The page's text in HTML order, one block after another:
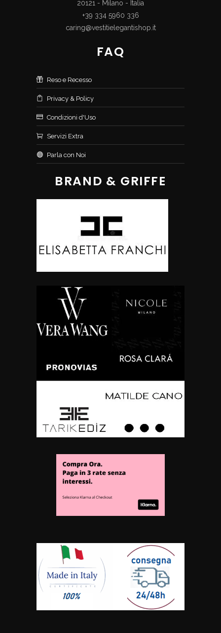
20121 - Milano - Italia
+39 334 5960 336
caring@vestitielegantishop.it
FAQ
Reso e Recesso
Privacy & Policy
Condizioni d'Uso
Servizi Extra
Parla con Noi
BRAND & GRIFFE